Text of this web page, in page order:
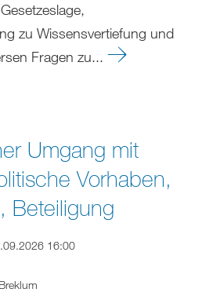
zu Wissensvertiefung und
Fragen zu...
Umgang mit
Vorhaben,
Beteiligung
16:00